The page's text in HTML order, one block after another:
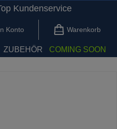
Kundenservice
auf dem Merkzettel
Konto Warenkorb
ZUBEHÖR COMING SOON